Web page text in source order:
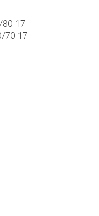
80-17
70-17